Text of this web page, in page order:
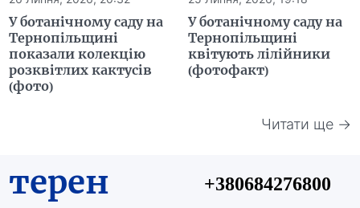
У ботанічному саду на
Тернопільщині
показали колекцію
розквітлих кактусів
(фото)
У ботанічному саду на
Тернопільщині
квітують лілійники
(фотофакт)
Читати ще →
терен +380684276800